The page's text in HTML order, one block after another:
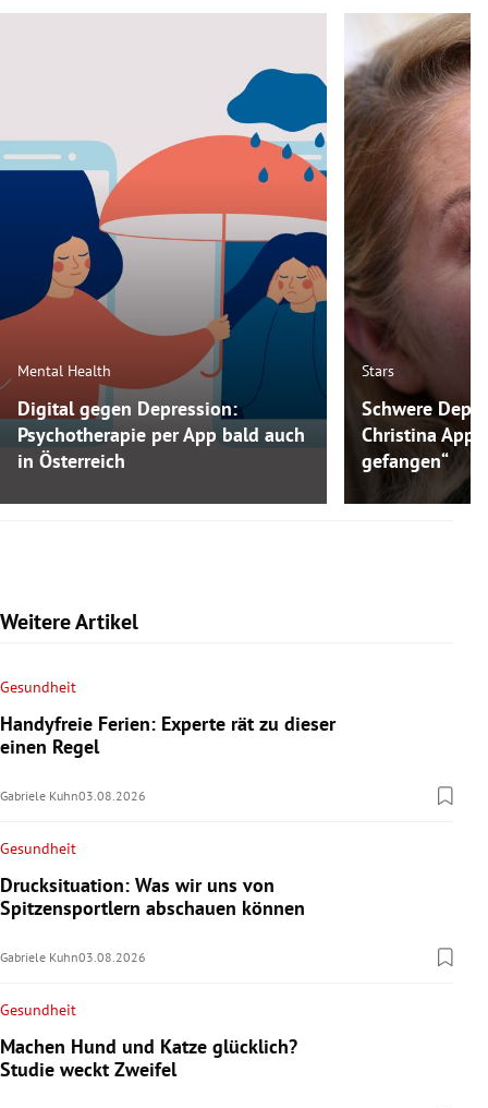
Mental Health
Digital gegen Depression:
Psychotherapie per App bald auch
in Österreich
Stars
Schwere
Christina
gefangen“
Weitere Artikel
Gesundheit
Handyfreie Ferien: Experte rät zu dieser
einen Regel
Gabriele Kuhn03.08.2026
Gesundheit
Drucksituation: Was wir uns von
Spitzensportlern abschauen können
Gabriele Kuhn03.08.2026
Gesundheit
Machen Hund und Katze glücklich?
Studie weckt Zweifel